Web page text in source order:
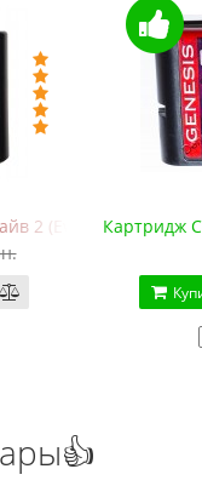
2 (EverDrive MD
Картридж